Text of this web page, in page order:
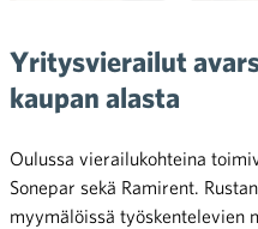
Yritysvierailut
kaupan alasta
Oulussa vierailukohteina
Sonepar sekä Ramirent.
myymälöissä työskentelevien